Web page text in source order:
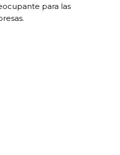
para las